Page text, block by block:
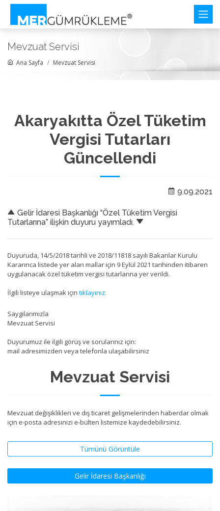
Mevzuat Servisi
Ana Sayfa Mevzuat Servisi
Mevzuat Servisi
Mevzuat değişiklikleri ve dış ticaret gelişmelerinden haberdar olmak
için e-posta adresinizi e-bülten listemize kaydedebilirsiniz.
Tümünü Görüntüle
Gelir İdaresi Başkanlığı
Akaryakıtta Özel Tüketim
Vergisi Tutarları
Güncellendi
9.09.2021
Gelir İdaresi Başkanlığı “Özel Tüketim Vergisi
Tutarlarına” ilişkin duyuru yayımladı.
Duyuruda, 14/5/2018 tarihli ve 2018/11818 sayılı Bakanlar Kurulu
Kararınca listede yer alan mallar için 9 Eylül 2021 tarihinden itibaren
uygulanacak özel tüketim vergisi tutarlarına yer verildi.
İlgili listeye ulaşmak için tıklayınız.
Saygılarımızla
Mevzuat Servisi
Duyurumuz ile ilgili görüş ve sorularınız için:
mail adresimizden veya telefonla ulaşabilirsiniz